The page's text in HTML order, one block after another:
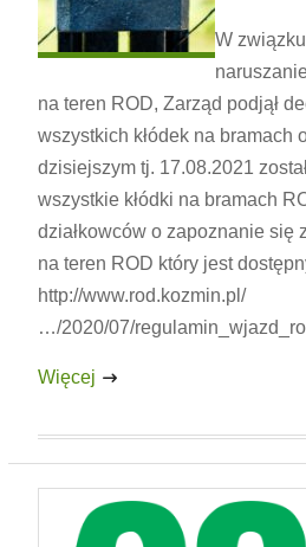
W
na teren ROD, Zarząd podjął
wszystkich kłódek na bramach
dzisiejszym tj. 17.08.2021
wszystkie kłódki na bramach
działkowców o zapoznanie się
na teren ROD który jest
http://www.rod.kozmin.pl/
…/2020/07/
Więcej